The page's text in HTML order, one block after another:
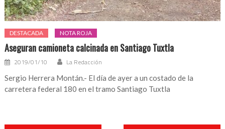
DESTACADA NOTA ROJA
Aseguran camioneta calcinada en Santiago Tuxtla
2019/01/10 La Redacción
Sergio Herrera Montán.- El día de ayer a un costado de la
carretera federal 180 en el tramo Santiago Tuxtla